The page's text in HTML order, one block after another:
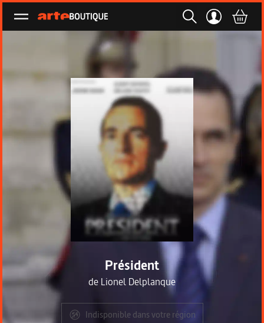
Ouvrir le menu
Président
de Lionel Delplanque
Indisponible dans votre région